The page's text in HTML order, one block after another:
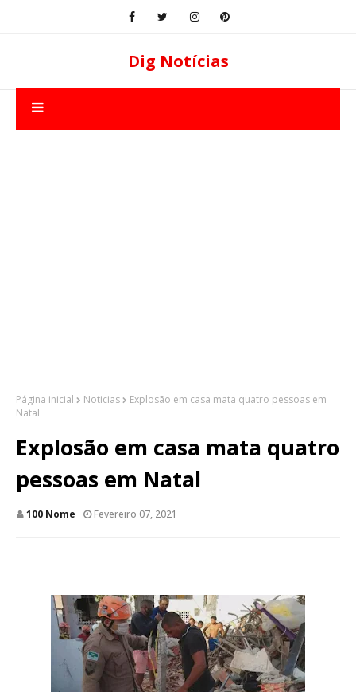
Dig Notícias
Página inicial Noticias
Explosão em casa mata quatro pessoas em
Natal
Explosão em casa mata quatro
pessoas em Natal
100 Nome Fevereiro 07, 2021